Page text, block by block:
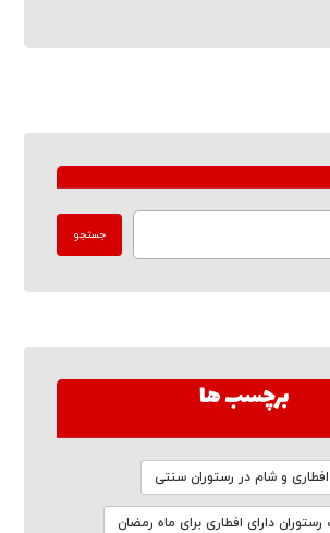
برچسب ها
افطاری و شام در رستوران سنتی
رستوران دارای افطاری برای ماه رمضان